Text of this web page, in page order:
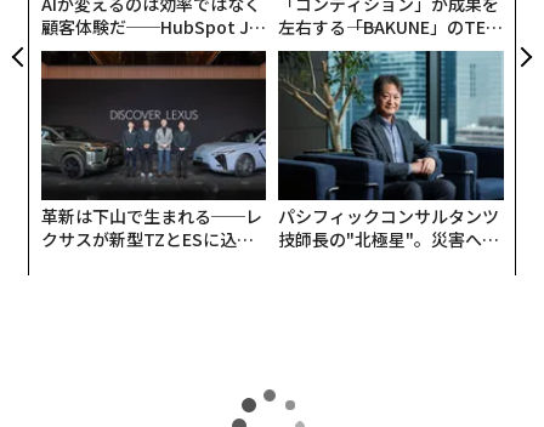
この突然の動きが特に懸念を呼んだのは、ABCがこの措
置を発表する数時間前に、FCCのブレンダン・カー委員
長が同ネットワークに向けて、キンメルに処分を下すよ
うに呼びかけ、「我々には、穏便に済ませる方法もあれ
ば、厳しい方法もある」と、規制権限の行使をほのめか
したからだ。
顧客体験だ──HubSpot Ja
panが語る「Grow Better」
な組織のつくり方
左右する――「BAKUNE」のTEN
TIALが支える「挑戦者の明
日」
革新は下山で生まれる──レ
クサスが新型TZとESに込め
パシフィックコンサルタンツ
技師長の"北極星"。災害への